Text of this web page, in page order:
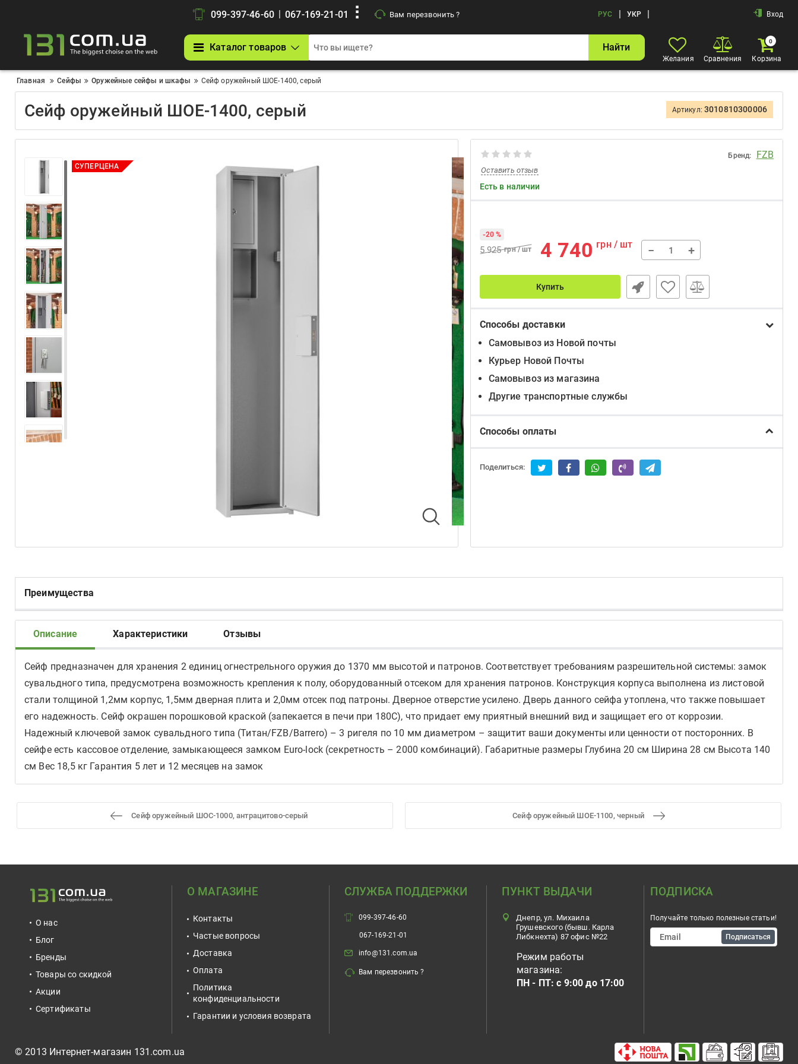
099-397-46-60 | 067-169-21-01 Вам перезвонить ? РУС | УКР | Вход
Каталог товаров Найти
Желания Сравнения
0
Корзина
Главная Сейфы Оружейные сейфы и шкафы Сейф оружейный ШОЕ-1400, серый
Сейф оружейный ШОЕ-1400, серый Артикул:3010810300006
СУПЕРЦЕНА
Бренд: FZB
Оставить отзыв
Есть в наличии
5 925 грн / шт 4 740 грн / шт
-20 %
− +
Купить
Способы доставки
Самовывоз из Новой почты
Курьер Новой Почты
Самовывоз из магазина
Другие транспортные службы
Способы оплаты
Поделиться:
Преимущества
Описание Характеристики Отзывы
Сейф предназначен для хранения 2 единиц огнестрельного оружия до 1370 мм высотой и патронов. Соответствует требованиям разрешительной системы: замок
сувальдного типа, предусмотрена возможность крепления к полу, оборудованный отсеком для хранения патронов. Конструкция корпуса выполнена из листовой
стали толщиной 1,2мм корпус, 1,5мм дверная плита и 2,0мм отсек под патроны. Дверное отверстие усилено. Дверь данного сейфа утоплена, что также повышает
его надежность. Сейф окрашен порошковой краской (запекается в печи при 180С), что придает ему приятный внешний вид и защищает его от коррозии.
Надежный ключевой замок сувальдного типа (Титан/FZB/Barrero) – 3 ригеля по 10 мм диаметром – защитит ваши документы или ценности от посторонних. В
сейфе есть кассовое отделение, замыкающееся замком Euro-lock (секретность – 2000 комбинаций). Габаритные размеры Глубина 20 см Ширина 28 см Высота 140
см Вес 18,5 кг Гарантия 5 лет и 12 месяцев на замок
Сейф оружейный ШОС-1000, антрацитово-серый Сейф оружейный ШОЕ-1100, черный
О нас
Блог
Бренды
Товары со скидкой
Акции
Сертификаты
О МАГАЗИНЕ
Контакты
Частые вопросы
Доставка
Оплата
Политика
конфиденциальности
Гарантии и условия возврата
СЛУЖБА ПОДДЕРЖКИ
099-397-46-60
067-169-21-01
info@131.com.ua
Вам перезвонить ?
ПУНКТ ВЫДАЧИ
Днепр, ул. Михаила
Грушевского (бывш. Карла
Либкнехта) 87 офис №22
Режим работы
магазина:
ПН - ПТ: с 9:00 до 17:00
ПОДПИСКА
Получайте только полезные статьи!
Подписаться
© 2013 Интернет-магазин 131.com.ua